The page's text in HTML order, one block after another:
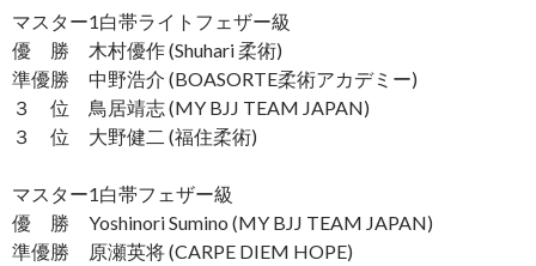
マスター1白帯ライトフェザー級
優 勝 木村優作 (Shuhari 柔術)
準優勝 中野浩介 (BOASORTE柔術アカデミー)
３ 位 鳥居靖志 (MY BJJ TEAM JAPAN)
３ 位 大野健二 (福住柔術)
マスター1白帯フェザー級
優 勝 Yoshinori Sumino (MY BJJ TEAM JAPAN)
準優勝 原瀬英将 (CARPE DIEM HOPE)